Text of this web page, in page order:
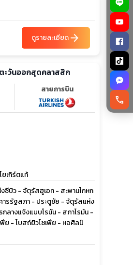
ดูรายละเอียดarrow_forward
ตะวันออกสุดคลาสสิก
สายการบิน
ยเกิร์ตแท้
ซีบิว - จัตุรัสฮูเอท - สะพานโกหก
ารรัฐสภา - ประตูชัย - จัตุรัสแห่ง
กลางแจ้งแบบโรมัน - สภาโรมัน -
ย - โบสถ์ยิวโซเฟีย - หอศิลป์
call